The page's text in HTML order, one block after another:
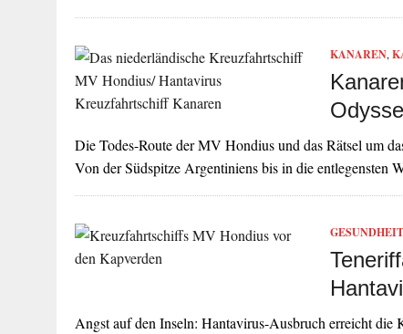
KANAREN,
Die Todes-Route der MV Hondius und das Rätsel um
Von der Südspitze Argentiniens bis in die entlegensten
GESUNDHEIT
Angst auf den Inseln: Hantavirus-Ausbruch erreicht